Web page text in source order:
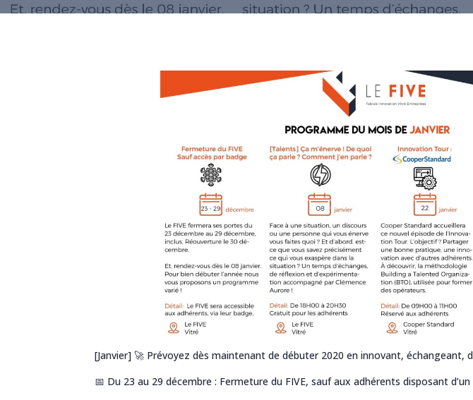
[Janvier] 🚀 Prévoyez dès maintenant de débuter 2020 en innovant, échangeant,
📅 Du 23 au 29 décembre : Fermeture du FIVE, sauf aux adhérents disposant d’un